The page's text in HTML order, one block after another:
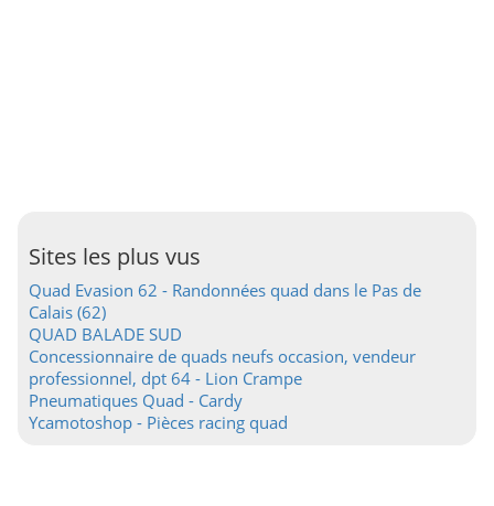
Sites les plus vus
Quad Evasion 62 - Randonnées quad dans le Pas de
Calais (62)
QUAD BALADE SUD
Concessionnaire de quads neufs occasion, vendeur
professionnel, dpt 64 - Lion Crampe
Pneumatiques Quad - Cardy
Ycamotoshop - Pièces racing quad